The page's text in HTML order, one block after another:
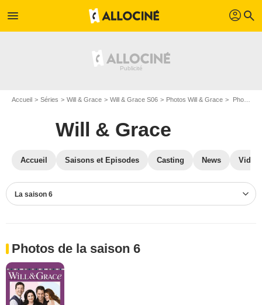
menu profil search
Accueil Séries Will & Grace Will & Grace S06 Photos Will & Grace Photos Will & Grace S06
Will & Grace
Accueil Saisons et Episodes Casting News
La saison 6
Photos de la saison 6